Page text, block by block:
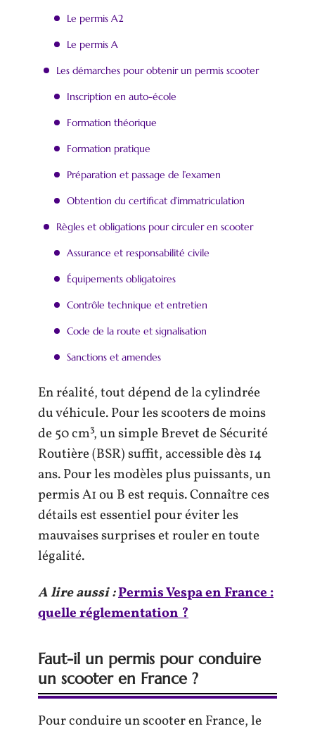
Le permis A2
Le permis A
Les démarches pour obtenir un permis scooter
Inscription en auto-école
Formation théorique
Formation pratique
Préparation et passage de l’examen
Obtention du certificat d’immatriculation
Règles et obligations pour circuler en scooter
Assurance et responsabilité civile
Équipements obligatoires
Contrôle technique et entretien
Code de la route et signalisation
Sanctions et amendes
En réalité, tout dépend de la cylindrée
du véhicule. Pour les scooters de moins
de 50 cm³, un simple Brevet de Sécurité
Routière (BSR) suffit, accessible dès 14
ans. Pour les modèles plus puissants, un
permis A1 ou B est requis. Connaître ces
détails est essentiel pour éviter les
mauvaises surprises et rouler en toute
légalité.
A lire aussi :Permis Vespa en France :
quelle réglementation ?
Faut-il un permis pour conduire
un scooter en France ?
Pour conduire un scooter en France, le